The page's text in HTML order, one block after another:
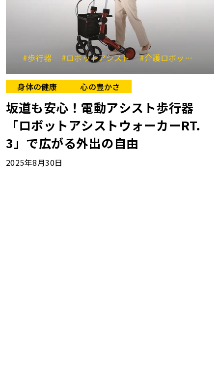
#歩行器 #ロボットアシスト #介護ロボット
身体の健康 心の豊かさ
坂道も安心！電動アシスト歩行器
「ロボットアシストウォーカーRT.
3」で広がる外出の自由
2025年8月30日